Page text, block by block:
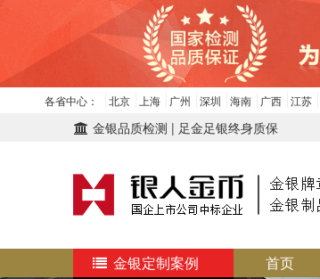
各省中心： 北京 上海 广州 深圳 海南 广西 江苏
金银品质检测 | 足金足银终身质保
金银定制案例 首页